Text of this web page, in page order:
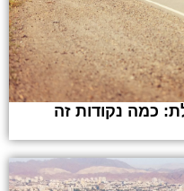
כמה נקודות זה